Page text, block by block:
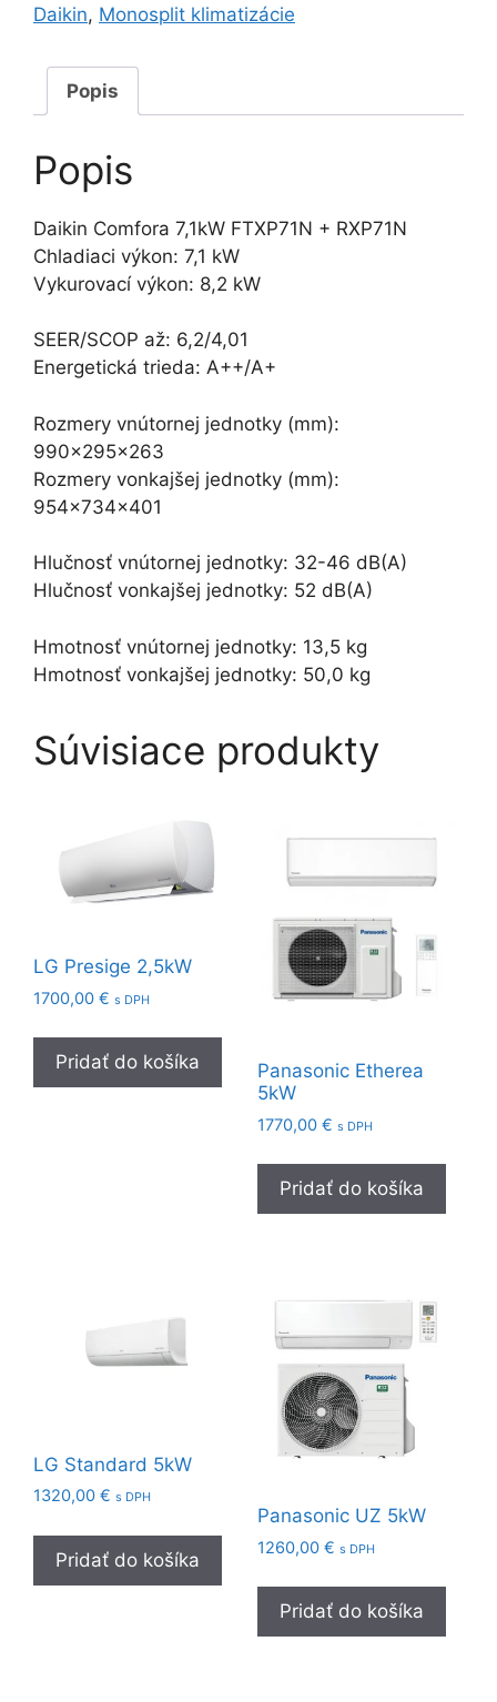
Daikin, Monosplit klimatizácie
Popis
Popis
Daikin Comfora 7,1kW FTXP71N + RXP71N
Chladiaci výkon: 7,1 kW
Vykurovací výkon: 8,2 kW
SEER/SCOP až: 6,2/4,01
Energetická trieda: A++/A+
Rozmery vnútornej jednotky (mm):
990x295x263
Rozmery vonkajšej jednotky (mm):
954x734x401
Hlučnosť vnútornej jednotky: 32-46 dB(A)
Hlučnosť vonkajšej jednotky: 52 dB(A)
Hmotnosť vnútornej jednotky: 13,5 kg
Hmotnosť vonkajšej jednotky: 50,0 kg
Súvisiace produkty
LG Presige 2,5kW
1700,00 € s DPH
Pridať do košíka
Panasonic Etherea
5kW
1770,00 € s DPH
Pridať do košíka
LG Standard 5kW
1320,00 € s DPH
Pridať do košíka
Panasonic UZ 5kW
1260,00 € s DPH
Pridať do košíka